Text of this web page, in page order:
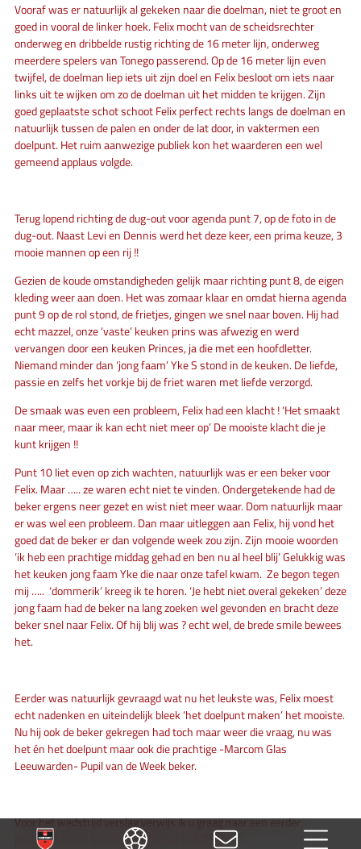
Vooraf was er natuurlijk al gekeken naar die doelman, niet te groot en
goed in vooral de linker hoek. Felix mocht van de scheidsrechter
onderweg en dribbelde rustig richting de 16 meter lijn, onderweg
meerdere spelers van Tonego passerend. Op de 16 meter lijn even
twijfel, de doelman liep iets uit zijn doel en Felix besloot om iets naar
links uit te wijken om zo de doelman uit het midden te krijgen. Zijn
goed geplaatste schot schoot Felix perfect rechts langs de doelman en
natuurlijk tussen de palen en onder de lat door, in vaktermen een
doelpunt. Het ruim aanwezige publiek kon het waarderen een wel
gemeend applaus volgde.
Terug lopend richting de dug-out voor agenda punt 7, op de foto in de
dug-out. Naast Levi en Dennis werd het deze keer, een prima keuze, 3
mooie mannen op een rij !!
Gezien de koude omstandigheden gelijk maar richting punt 8, de eigen
kleding weer aan doen. Het was zomaar klaar en omdat hierna agenda
punt 9 op de rol stond, de frietjes, gingen we snel naar boven. Hij had
echt mazzel, onze ‘vaste’ keuken prins was afwezig en werd
vervangen door een keuken Princes, ja die met een hoofdletter.
Niemand minder dan ‘jong faam’ Yke S stond in de keuken. De liefde,
passie en zelfs het vorkje bij de friet waren met liefde verzorgd.
De smaak was even een probleem, Felix had een klacht ! ‘Het smaakt
naar meer, maar ik kan echt niet meer op’ De mooiste klacht die je
kunt krijgen !!
Punt 10 liet even op zich wachten, natuurlijk was er een beker voor
Felix. Maar ….. ze waren echt niet te vinden. Ondergetekende had de
beker ergens neer gezet en wist niet meer waar. Dom natuurlijk maar
er was wel een probleem. Dan maar uitleggen aan Felix, hij vond het
goed dat de beker er dan volgende week zou zijn. Zijn mooie woorden
‘ik heb een prachtige middag gehad en ben nu al heel blij’ Gelukkig was
het keuken jong faam Yke die naar onze tafel kwam. Ze begon tegen
mij ….. ‘dommerik’ kreeg ik te horen. ‘Je hebt niet overal gekeken’ deze
jong faam had de beker na lang zoeken wel gevonden en bracht deze
beker snel naar Felix. Of hij blij was ? echt wel, de brede smile bewees
het.
Eerder was natuurlijk gevraagd wat nu het leukste was, Felix moest
echt nadenken en uiteindelijk bleek ‘het doelpunt maken’ het mooiste.
Nu hij ook de beker gekregen had toch maar weer die vraag, nu was
het én het doelpunt maar ook die prachtige -Marcom Glas
Leeuwarden- Pupil van de Week beker.
Voor het wedstrijd verslag verwijs ik u graag naar een eerder
geplaatst bericht van verslaggever Dirk Zijlstra.